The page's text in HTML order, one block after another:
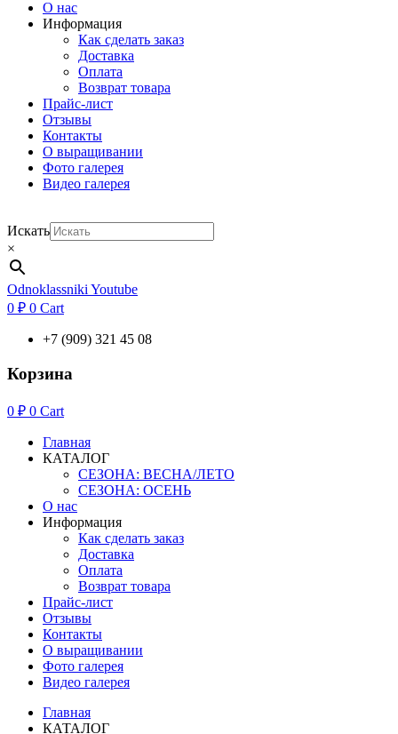
О нас
Информация
Как сделать заказ
Доставка
Оплата
Возврат товара
Прайс-лист
Отзывы
Контакты
О выращивании
Фото галерея
Видео галерея
Искать
×
Odnoklassniki Youtube
0 ₽ 0 Cart
+7 (909) 321 45 08
Корзина
0 ₽ 0 Cart
Главная
КАТАЛОГ
СЕЗОНА: ВЕСНА/ЛЕТО
СЕЗОНА: ОСЕНЬ
О нас
Информация
Как сделать заказ
Доставка
Оплата
Возврат товара
Прайс-лист
Отзывы
Контакты
О выращивании
Фото галерея
Видео галерея
Главная
КАТАЛОГ